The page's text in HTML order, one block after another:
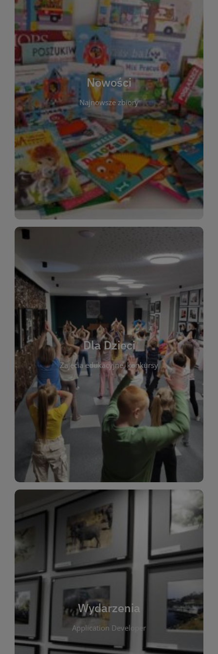
Nowości
Najnowsze zbiory
W tej sekcji prezentujemy najnowsze książki,
audiobooki oraz filmy, które właśnie trafiły do
zbiorów Miejskiej Biblioteki Publicznej w
Starachowicach. Regularnie aktualizujemy listę,
aby Czytelnicy mogli na bieżąco odkrywać świeże
tytuły i najciekawsze premiery wydawnicze. Każda
pozycja opatrzona jest krótkim opisem i
informacją o dostępności w katalogu. Zachęcamy
do częstych odwiedzin – nowości pojawiają się
niemal każdego tygodnia! Dzięki tej zakładce
zawsze będziesz wiedzieć, co warto przeczytać
jako pierwsze.
WIĘCEJ
Dla Dzieci
Zajęcia edukacyjne, konkursy
Dla Dzieci
To miejsce stworzone z myślą o najmłodszych
czytelnikach i ich rodzicach. Znajdziesz tu
informacje o zajęciach edukacyjnych, konkursach
plastycznych i spotkaniach z autorami książek dla
dzieci. Biblioteka oferuje bogaty wybór bajek,
opowiadań i lektur szkolnych, a także przyjazny
kącik do wspólnego czytania. Pragniemy
rozbudzać miłość do książek od najmłodszych lat.
Zapraszamy do wspólnej zabawy i odkrywania
świata literatury!
WIĘCEJ
Wydarzenia
Application Developer
Wydarzenia
W tej zakładce publikujemy informacje o
wszystkich wydarzeniach organizowanych przez
bibliotekę. Znajdziesz tu zapowiedzi spotkań
autorskich, warsztatów, prelekcji i zajęć
tematycznych dla różnych grup wiekowych. Każde
wydarzenie ma na celu promowanie kultury
czytelniczej oraz integrację społeczności lokalnej.
Dzięki kalendarzowi wydarzeń możesz łatwo